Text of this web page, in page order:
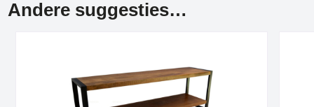
Andere suggesties…